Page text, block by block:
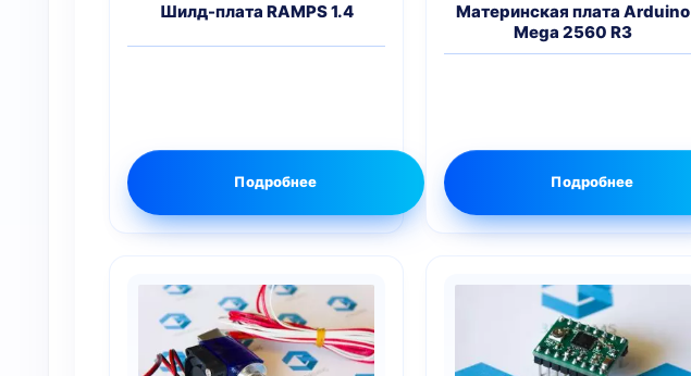
Шилд-плата RAMPS 1.4
Подробнее
Материнская плата Arduino
Mega 2560 R3
Подробнее
Этот
товар
имеет
несколько